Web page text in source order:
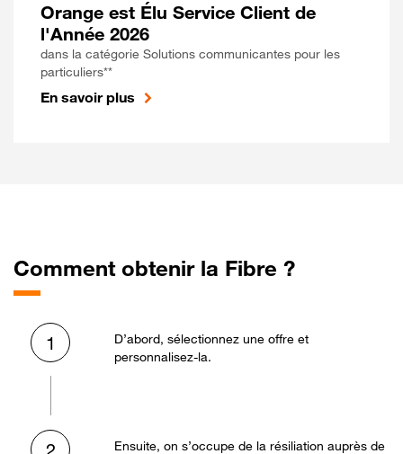
Orange est Élu Service Client de
l'Année 2026
dans la catégorie Solutions communicantes pour les
particuliers**
En savoir plus
Comment obtenir la Fibre ?
1
D’abord, sélectionnez une offre et
personnalisez-la.
Ensuite, on s’occupe de la résiliation auprès de